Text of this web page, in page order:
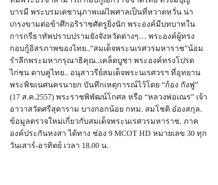
บารมี พระบรมเดชานุภาพแผ่ไพศาลเป็นที่หวาดหวั่น น่า
เกรงขามต่อข้าศึกอริราชศัตรูยิ่งนัก พระองค์มีบทบาทใน
การกรีธาทัพปราบปรามยังจังหวัดต่างๆ… พระองค์ผู้ทรง
กอบกู้อิสรภาพของไทย..”สมเด็จพระนเรศวรมหาราช”น้อม
รำลึกพระมหากรุณาธิคุณ..เคล็ดบูชา พระองค์ทรงโปรด
ไก่ชน ดาบคู่ไทย.. อนุสาวรีย์สมเด็จพระนเรศวรฯ ที่อุทยาน
พระพิฆเนศนครนายก บันทึกเหตุการณ์ไว้โดย “ก้อง กังฟู”
(17 ส.ค.2557) พระราชพิพัฒน์โกศล หรือ “หลวงพ่อเณร” เจ้า
อาวาสวัดศรีสุดาราม บางกอกน้อย กทม. สมโชติ อ๋องสกุล.
ข้อมูลตรวจใหม่เกี่ยวกับสมเด็จพระนเรศวรมหาราช. ภาค
องค์ประกันหงสา ได้ทาง ช่อง 9 MCOT HD หมายเลข 30 ทุก
วันเสาร์-อาทิตย์ เวลา 18.00 น.